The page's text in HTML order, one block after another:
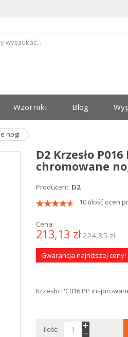
Wzorniki Blog
nogi
D2 Krzesło
chromowane
Producent: D2
10 (ilość ocen
Cena:
213,13 zł224,35 zł
Gwarancja najniższej ceny!
Krzesło PC016 PP
Ilość: